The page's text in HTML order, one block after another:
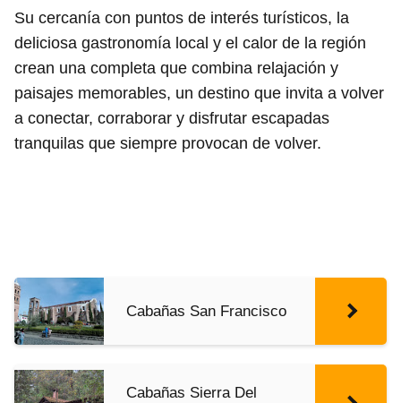
Su cercanía con puntos de interés turísticos, la
deliciosa gastronomía local y el calor de la región
crean una completa que combina relajación y
paisajes memorables, un destino que invita a volver
a conectar, corraborar y disfrutar escapadas
tranquilas que siempre provocan de volver.
Cabañas San Francisco
Cabañas Sierra Del